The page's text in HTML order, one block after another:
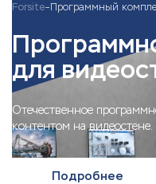
Forsite Программный
для
Отечественное
контентом на видеостене.
Подробнее